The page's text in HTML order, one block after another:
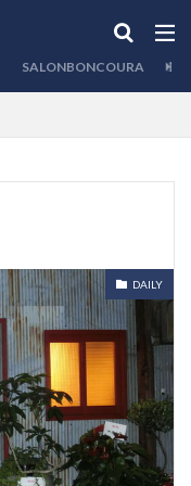
SALONBONCOURA
DAILY